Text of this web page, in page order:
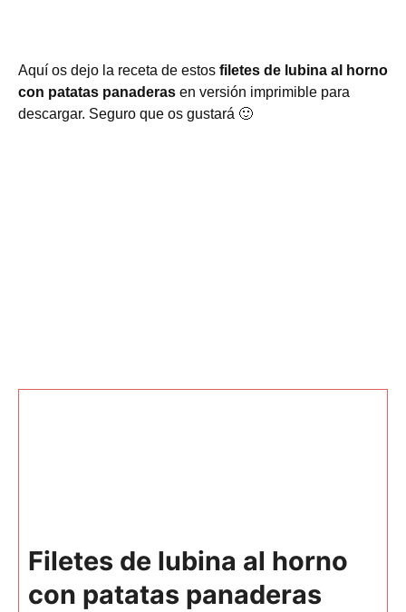
Aquí os dejo la receta de estos filetes de lubina al horno
con patatas panaderas en versión imprimible para
descargar. Seguro que os gustará 🙂
Filetes de lubina al horno
con patatas panaderas